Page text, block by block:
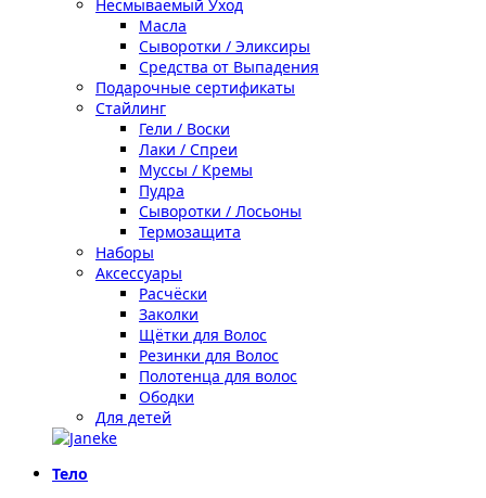
Несмываемый Уход
Масла
Сыворотки / Эликсиры
Средства от Выпадения
Подарочные сертификаты
Стайлинг
Гели / Воски
Лаки / Спреи
Муссы / Кремы
Пудра
Сыворотки / Лосьоны
Термозащита
Наборы
Аксессуары
Расчёски
Заколки
Щётки для Волос
Резинки для Волос
Полотенца для волос
Ободки
Для детей
Тело